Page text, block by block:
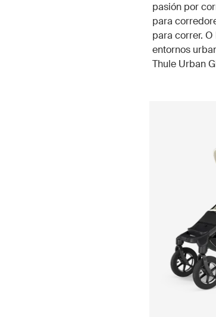
pasión por
para
para correr.
entornos
Thule Urban